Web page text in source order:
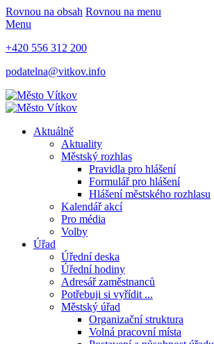
Rovnou na obsah Rovnou na menu
Menu
+420 556 312 200
podatelna@vitkov.info
Aktuálně
Aktuality
Městský rozhlas
Pravidla pro hlášení
Formulář pro hlášení
Hlášení městského rozhlasu
Kalendář akcí
Pro média
Volby
Úřad
Úřední deska
Úřední hodiny
Adresář zaměstnanců
Potřebuji si vyřídit ...
Městský úřad
Organizační struktura
Volná pracovní místa